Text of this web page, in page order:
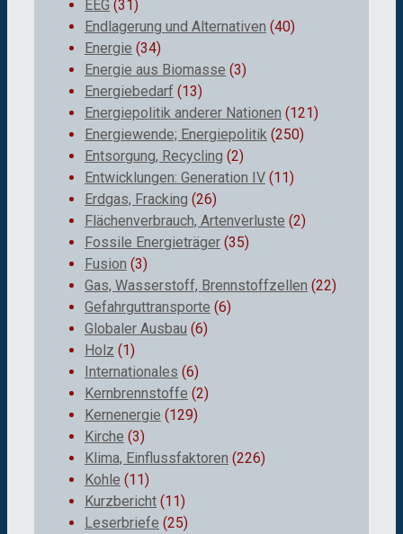
EEG (31)
Endlagerung und Alternativen (40)
Energie (34)
Energie aus Biomasse (3)
Energiebedarf (13)
Energiepolitik anderer Nationen (121)
Energiewende; Energiepolitik (250)
Entsorgung, Recycling (2)
Entwicklungen: Generation IV (11)
Erdgas, Fracking (26)
Flächenverbrauch, Artenverluste (2)
Fossile Energieträger (35)
Fusion (3)
Gas, Wasserstoff, Brennstoffzellen (22)
Gefahrguttransporte (6)
Globaler Ausbau (6)
Holz (1)
Internationales (6)
Kernbrennstoffe (2)
Kernenergie (129)
Kirche (3)
Klima, Einflussfaktoren (226)
Kohle (11)
Kurzbericht (11)
Leserbriefe (25)